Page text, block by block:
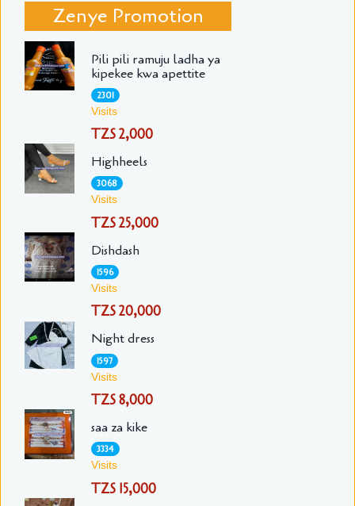
Zenye Promotion
Pili pili ramuju ladha ya
kipekee kwa apettite
2301
Visits
TZS 2,000
Highheels
3068
Visits
TZS 25,000
Dishdash
1596
Visits
TZS 20,000
Night dress
1597
Visits
TZS 8,000
saa za kike
3334
Visits
TZS 15,000